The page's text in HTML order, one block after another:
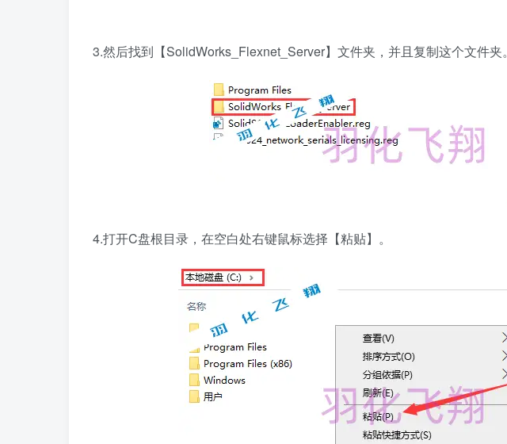
3.然后找到【SolidWorks_Flexnet_Server】文件夹，并且复制这个文件夹。
4.打开C盘根目录，在空白处右键鼠标选择【粘贴】。